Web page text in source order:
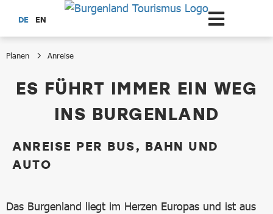
Zum Hauptinhalt springen
DE EN
Planen Anreise
AnreiseES FÜHRT IMMER EIN WEG
INS BURGENLAND
ANREISE PER BUS, BAHN UND
AUTO
Das Burgenland liegt im Herzen Europas und ist aus